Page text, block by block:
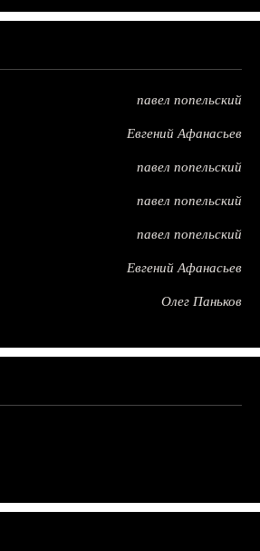
павел попельский
Евгений Афанасьев
павел попельский
павел попельский
павел попельский
Евгений Афанасьев
Олег Паньков